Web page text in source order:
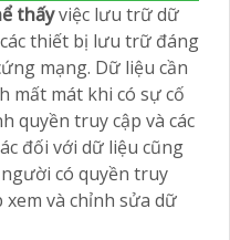
thấyviệc lưu trữ dữ
thiết bị lưu trữ đáng
mạng. Dữ liệu cần
mất mát khi có sự cố
quyền truy cập và các
đối với dữ liệu cũng
có quyền truy
và chỉnh sửa dữ